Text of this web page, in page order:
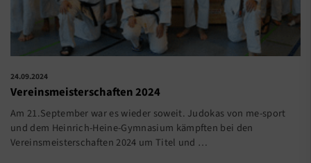
24.09.2024
Vereinsmeisterschaften 2024
Am 21.September war es wieder soweit. Judokas von me-sport
und dem Heinrich-Heine-Gymnasium kämpften bei den
Vereinsmeisterschaften 2024 um Titel und …